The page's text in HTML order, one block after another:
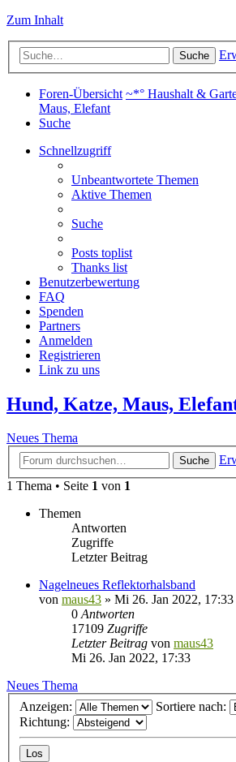
Zum Inhalt
Suche
Foren-Übersicht ~*° Haushalt &
Maus, Elefant
Suche
Schnellzugriff
Unbeantwortete Themen
Aktive Themen
Suche
Posts toplist
Thanks list
Benutzerbewertung
FAQ
Spenden
Partners
Anmelden
Registrieren
Link zu uns
Hund, Katze, Maus,
Neues Thema
Suche
1 Thema • Seite 1 von 1
Themen
Antworten
Zugriffe
Letzter Beitrag
Nagelneues Reflektorhalsband
von maus43 » Mi 26. Jan 2022, 17:33
0 Antworten
17109 Zugriffe
Letzter Beitrag von maus43
Mi 26. Jan 2022, 17:33
Neues Thema
Anzeigen:
Sortiere nach:
Richtung: